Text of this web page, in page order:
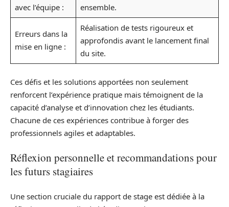
avec l’équipe :
ensemble.
Erreurs dans la
mise en ligne :
Réalisation de tests rigoureux et
approfondis avant le lancement final
du site.
Ces défis et les solutions apportées non seulement
renforcent l’expérience pratique mais témoignent de la
capacité d’analyse et d’innovation chez les étudiants.
Chacune de ces expériences contribue à forger des
professionnels agiles et adaptables.
Réflexion personnelle et recommandations pour
les futurs stagiaires
Une section cruciale du rapport de stage est dédiée à la